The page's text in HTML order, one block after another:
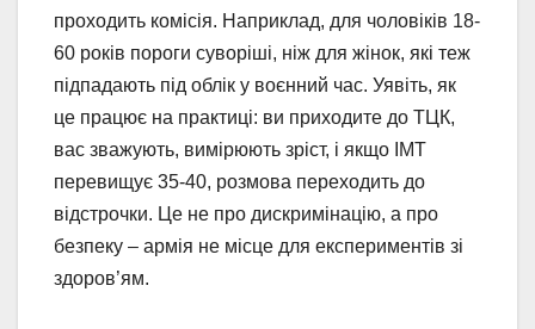
проходить комісія. Наприклад, для чоловіків 18-
60 років пороги суворіші, ніж для жінок, які теж
підпадають під облік у воєнний час. Уявіть, як
це працює на практиці: ви приходите до ТЦК,
вас зважують, вимірюють зріст, і якщо ІМТ
перевищує 35-40, розмова переходить до
відстрочки. Це не про дискримінацію, а про
безпеку – армія не місце для експериментів зі
здоров’ям.